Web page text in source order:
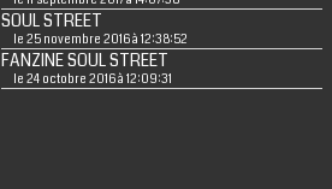
SOUL STREET
le 25 novembre 2016 à 12:38:52
FANZINE SOUL STREET
le 24 octobre 2016 à 12:09:31